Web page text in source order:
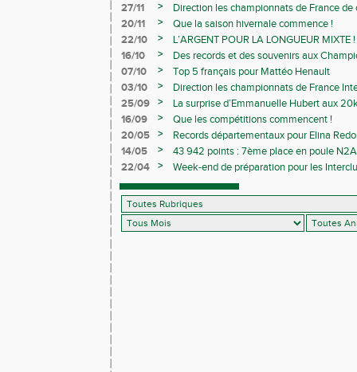
27/11
>
Direction les championnats de France de
20/11
>
Que la saison hivernale commence !
22/10
>
L’ARGENT POUR LA LONGUEUR MIXTE !
16/10
>
Des records et des souvenirs aux
Avenirs
07/10 >
Top 5 français pour Mattéo Henault
03/10
>
Direction les championnats de France
25/09
>
La surprise d’Emmanuelle Hubert aux
16/09
>
Que les compétitions commencent !
20/05
>
Records départementaux pour Elina
14/05
>
43 942 points : 7ème place en poule
22/04
>
Week-end de préparation pour les